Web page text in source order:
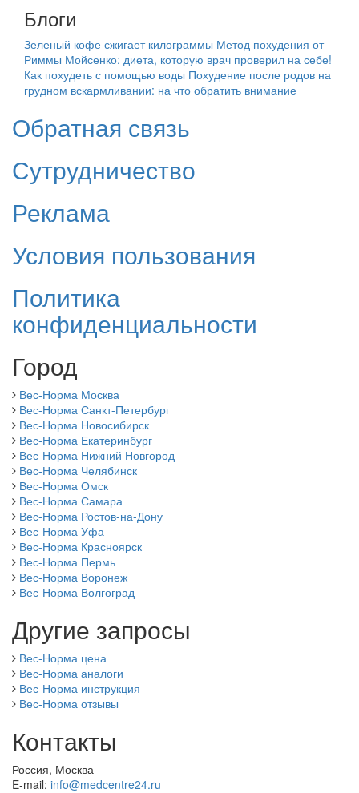
Блоги
Зеленый кофе сжигает килограммы Метод похудения от
Риммы Мойсенко: диета, которую врач проверил на себе!
Как похудеть с помощью воды Похудение после родов на
грудном вскармливании: на что обратить внимание
Обратная связь
Сутрудничество
Реклама
Условия пользования
Политика
конфиденциальности
Город
Вес-Норма Москва
Вес-Норма Санкт-Петербург
Вес-Норма Новосибирск
Вес-Норма Екатеринбург
Вес-Норма Нижний Новгород
Вес-Норма Челябинск
Вес-Норма Омск
Вес-Норма Самара
Вес-Норма Ростов-на-Дону
Вес-Норма Уфа
Вес-Норма Красноярск
Вес-Норма Пермь
Вес-Норма Воронеж
Вес-Норма Волгоград
Другие запросы
Вес-Норма цена
Вес-Норма аналоги
Вес-Норма инструкция
Вес-Норма отзывы
Контакты
Россия, Москва
E-mail: info@medcentre24.ru